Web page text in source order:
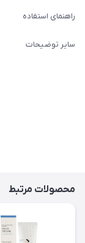
راهنمای استفاده
سایر توضیحات
محصولات مرتبط